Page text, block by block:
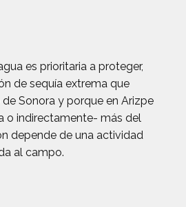
es prioritaria a proteger,
de sequía extrema que
Sonora y porque en Arizpe
o indirectamente- más del
depende de una actividad
al campo.